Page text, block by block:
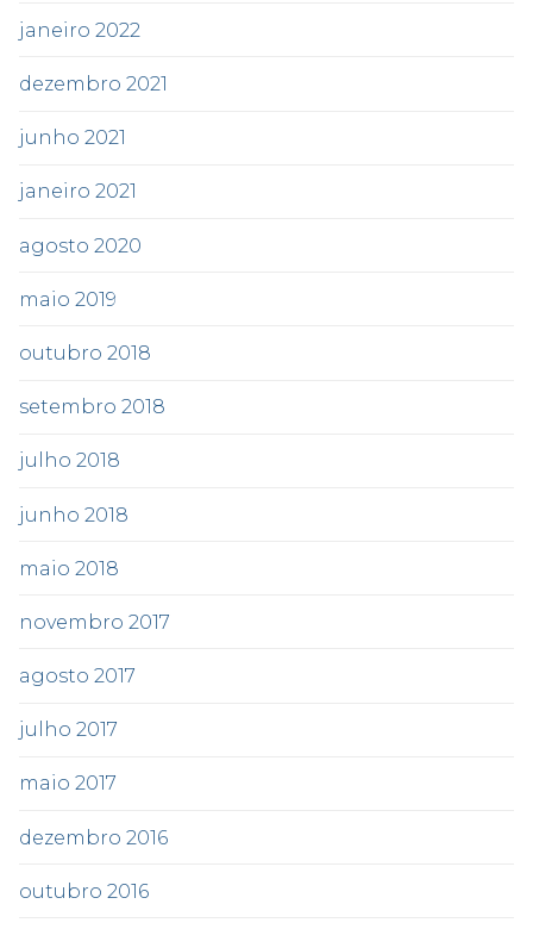
janeiro 2022
dezembro 2021
junho 2021
janeiro 2021
agosto 2020
maio 2019
outubro 2018
setembro 2018
julho 2018
junho 2018
maio 2018
novembro 2017
agosto 2017
julho 2017
maio 2017
dezembro 2016
outubro 2016